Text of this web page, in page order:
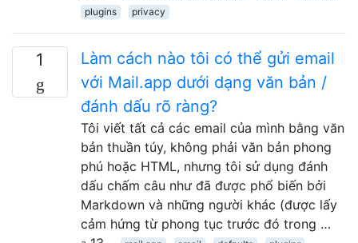
plugins
privacy
1
Làm cách nào tôi có thể gửi email
với Mail.app dưới dạng văn bản /
đánh dấu rõ ràng?
Tôi viết tất cả các email của mình bằng văn
bản thuần túy, không phải văn bản phong
phú hoặc HTML, nhưng tôi sử dụng đánh
dấu chấm câu như đã được phổ biến bởi
Markdown và những người khác (được lấy
cảm hứng từ phong tục trước đó trong …